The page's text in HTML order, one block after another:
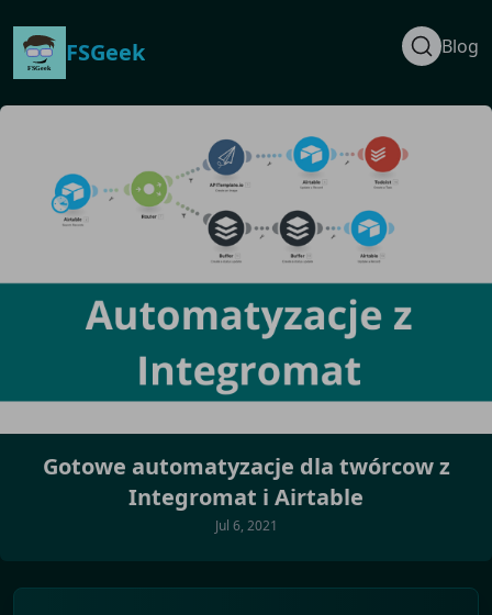
FSGeek Blog
Gotowe automatyzacje dla twórcow z
Integromat i Airtable
Jul 6, 2021